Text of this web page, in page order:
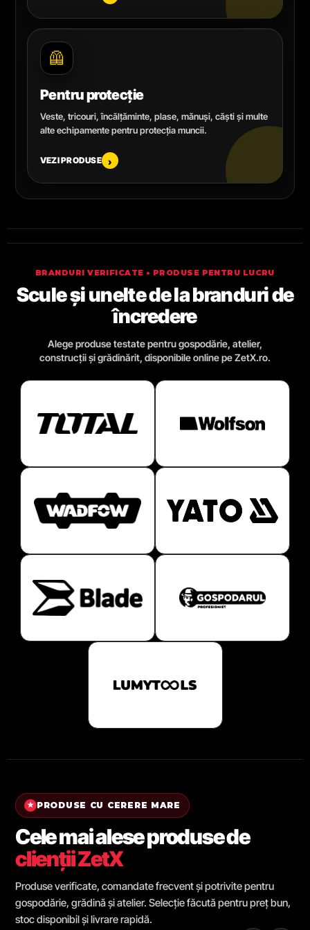
🦺
Pentru protecție
Veste, tricouri, încălțăminte, plase, mănuși, căști și multe
alte echipamente pentru protecția muncii.
VEZI PRODUSE ›
BRANDURI VERIFICATE • PRODUSE PENTRU LUCRU
Scule și unelte de la branduri de
încredere
Alege produse testate pentru gospodărie, atelier,
construcții și grădinărit, disponibile online pe ZetX.ro.
★ PRODUSE CU CERERE MARE
Cele mai alese produse de
clienții ZetX
Produse verificate, comandate frecvent și potrivite pentru
gospodărie, grădină și atelier. Selecție făcută pentru preț bun,
stoc disponibil și livrare rapidă.